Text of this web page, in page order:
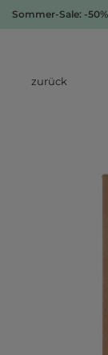
Sommer-Sale: -
zurück